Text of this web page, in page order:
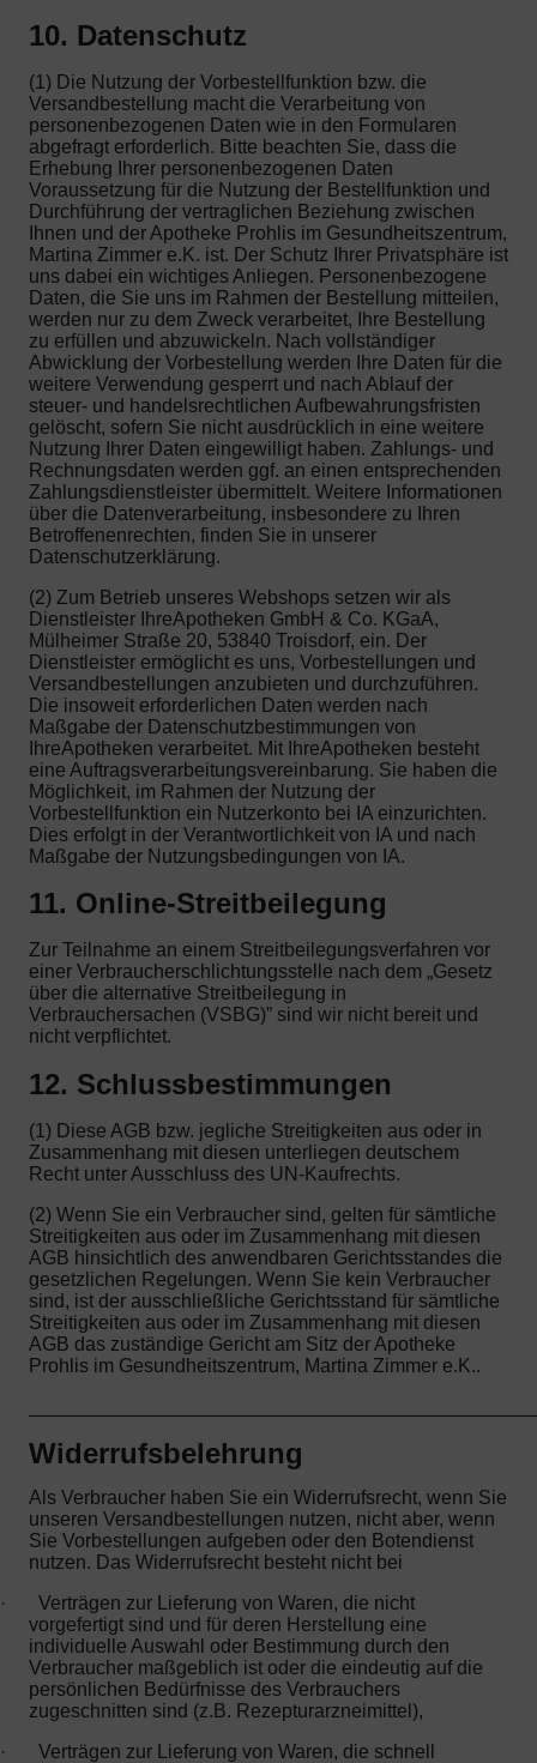
10. Datenschutz
(1) Die Nutzung der Vorbestellfunktion bzw. die
Versandbestellung macht die Verarbeitung von
personenbezogenen Daten wie in den Formularen
abgefragt erforderlich. Bitte beachten Sie, dass die
Erhebung Ihrer personenbezogenen Daten
Voraussetzung für die Nutzung der Bestellfunktion und
Durchführung der vertraglichen Beziehung zwischen
Ihnen und der Apotheke Prohlis im Gesundheitszentrum,
Martina Zimmer e.K. ist. Der Schutz Ihrer Privatsphäre ist
uns dabei ein wichtiges Anliegen. Personenbezogene
Daten, die Sie uns im Rahmen der Bestellung mitteilen,
werden nur zu dem Zweck verarbeitet, Ihre Bestellung
zu erfüllen und abzuwickeln. Nach vollständiger
Abwicklung der Vorbestellung werden Ihre Daten für die
weitere Verwendung gesperrt und nach Ablauf der
steuer- und handelsrechtlichen Aufbewahrungsfristen
gelöscht, sofern Sie nicht ausdrücklich in eine weitere
Nutzung Ihrer Daten eingewilligt haben. Zahlungs- und
Rechnungsdaten werden ggf. an einen entsprechenden
Zahlungsdienstleister übermittelt. Weitere Informationen
über die Datenverarbeitung, insbesondere zu Ihren
Betroffenenrechten, finden Sie in unserer
Datenschutzerklärung.
(2) Zum Betrieb unseres Webshops setzen wir als
Dienstleister IhreApotheken GmbH & Co. KGaA,
Mülheimer Straße 20, 53840 Troisdorf, ein. Der
Dienstleister ermöglicht es uns, Vorbestellungen und
Versandbestellungen anzubieten und durchzuführen.
Die insoweit erforderlichen Daten werden nach
Maßgabe der Datenschutzbestimmungen von
IhreApotheken verarbeitet. Mit IhreApotheken besteht
eine Auftragsverarbeitungsvereinbarung. Sie haben die
Möglichkeit, im Rahmen der Nutzung der
Vorbestellfunktion ein Nutzerkonto bei IA einzurichten.
Dies erfolgt in der Verantwortlichkeit von IA und nach
Maßgabe der Nutzungsbedingungen von IA.
11. Online-Streitbeilegung
Zur Teilnahme an einem Streitbeilegungsverfahren vor
einer Verbraucherschlichtungsstelle nach dem „Gesetz
über die alternative Streitbeilegung in
Verbrauchersachen (VSBG)” sind wir nicht bereit und
nicht verpflichtet.
12. Schlussbestimmungen
(1) Diese AGB bzw. jegliche Streitigkeiten aus oder in
Zusammenhang mit diesen unterliegen deutschem
Recht unter Ausschluss des UN-Kaufrechts.
(2) Wenn Sie ein Verbraucher sind, gelten für sämtliche
Streitigkeiten aus oder im Zusammenhang mit diesen
AGB hinsichtlich des anwendbaren Gerichtsstandes die
gesetzlichen Regelungen. Wenn Sie kein Verbraucher
sind, ist der ausschließliche Gerichtsstand für sämtliche
Streitigkeiten aus oder im Zusammenhang mit diesen
AGB das zuständige Gericht am Sitz der Apotheke
Prohlis im Gesundheitszentrum, Martina Zimmer e.K..
Widerrufsbelehrung
Als Verbraucher haben Sie ein Widerrufsrecht, wenn Sie
unseren Versandbestellungen nutzen, nicht aber, wenn
Sie Vorbestellungen aufgeben oder den Botendienst
nutzen. Das Widerrufsrecht besteht nicht bei
·
Verträgen zur Lieferung von Waren, die nicht
vorgefertigt sind und für deren Herstellung eine
individuelle Auswahl oder Bestimmung durch den
Verbraucher maßgeblich ist oder die eindeutig auf die
persönlichen Bedürfnisse des Verbrauchers
zugeschnitten sind (z.B. Rezepturarzneimittel),
·
Verträgen zur Lieferung von Waren, die schnell